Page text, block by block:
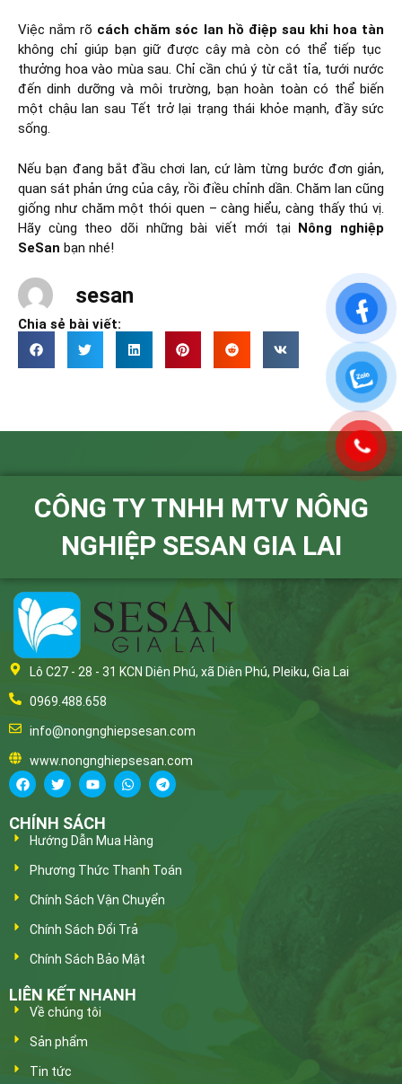
Việc nắm rõ cách chăm sóc lan hồ điệp sau khi hoa tàn
không chỉ giúp bạn giữ được cây mà còn có thể tiếp tục
thưởng hoa vào mùa sau. Chỉ cần chú ý từ cắt tỉa, tưới nước
đến dinh dưỡng và môi trường, bạn hoàn toàn có thể biến
một chậu lan sau Tết trở lại trạng thái khỏe mạnh, đầy sức
sống.
Nếu bạn đang bắt đầu chơi lan, cứ làm từng bước đơn giản,
quan sát phản ứng của cây, rồi điều chỉnh dần. Chăm lan cũng
giống như chăm một thói quen – càng hiểu, càng thấy thú vị.
Hãy cùng theo dõi những bài viết mới tại Nông nghiệp
SeSan bạn nhé!
sesan
Chia sẻ bài viết:
CÔNG TY TNHH MTV NÔNG
NGHIỆP SESAN GIA LAI
Lô C27 - 28 - 31 KCN Diên Phú, xã Diên Phú, Pleiku, Gia Lai
0969.488.658
info@nongnghiepsesan.com
www.nongnghiepsesan.com
CHÍNH SÁCH
Hướng Dẫn Mua Hàng
Phương Thức Thanh Toán
Chính Sách Vận Chuyển
Chính Sách Đổi Trả
Chính Sách Bảo Mật
LIÊN KẾT NHANH
Về chúng tôi
Sản phẩm
Tin tức